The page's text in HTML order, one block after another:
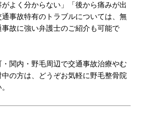
よく分からない」「後から痛みが出
事故特有のトラブルについては、無
故に強い弁護士のご紹介も可能で
関内・野毛周辺で交通事故治療やむ
の方は、どうぞお気軽に野毛整骨院